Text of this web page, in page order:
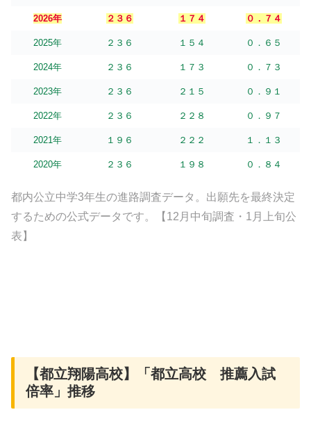
2026年 ２３６ １７４ ０．７４
2025年 ２３６ １５４ ０．６５
2024年 ２３６ １７３ ０．７３
2023年 ２３６ ２１５ ０．９１
2022年 ２３６ ２２８ ０．９７
2021年 １９６ ２２２ １．１３
2020年 ２３６ １９８ ０．８４
都内公立中学3年生の進路調査データ。出願先を最終決定
するための公式データです。【12月中旬調査・1月上旬公
表】
【都立翔陽高校】「都立高校 推薦入試
倍率」推移